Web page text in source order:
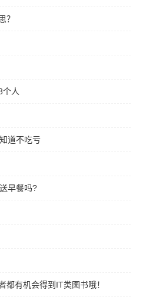
？
个人
道不吃亏
早餐吗?
都有机会得到IT类图书哦！